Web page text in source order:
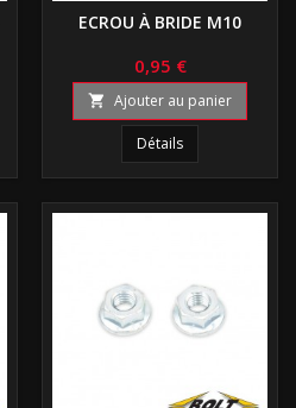
ECROU À BRIDE M10
0,95 €
 Ajouter au panier
Détails